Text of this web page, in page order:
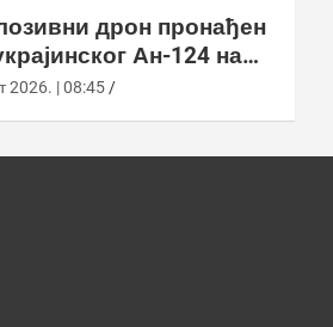
дрон пронађен
Ан-124 на
у Лајпцигу
2026. | 08:45